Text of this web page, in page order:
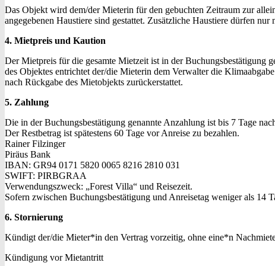
Das Objekt wird dem/der Mieterin für den gebuchten Zeitraum zur
angegebenen Haustiere sind gestattet. Zusätzliche Haustiere dürfen
4. Mietpreis und Kaution
Der Mietpreis für die gesamte Mietzeit ist in der Buchungsbestätigung
des Objektes entrichtet der/die Mieterin dem Verwalter die
nach Rückgabe des Mietobjekts zurückerstattet.
5. Zahlung
Die in der Buchungsbestätigung genannte Anzahlung ist bis 7 Tage
Der Restbetrag ist spätestens 60 Tage vor Anreise zu bezahlen.
Rainer Filzinger
Piräus Bank
IBAN: GR94 0171 5820 0065 8216 2810 031
SWIFT: PIRBGRAA
Verwendungszweck: „Forest Villa“ und Reisezeit.
Sofern zwischen Buchungsbestätigung und Anreisetag weniger als 14
6. Stornierung
Kündigt der/die Mieter*in den Vertrag vorzeitig, ohne eine*n
Kündigung vor Mietantritt